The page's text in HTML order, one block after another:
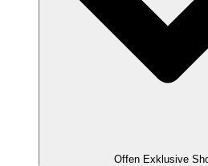
Offen Exklusive